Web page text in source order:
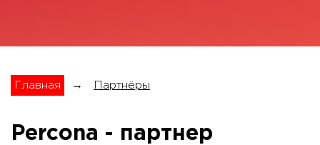
Главная → Партнёры
Percona - партнер